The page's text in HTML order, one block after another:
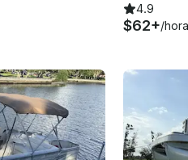
4.9
$62+/hora